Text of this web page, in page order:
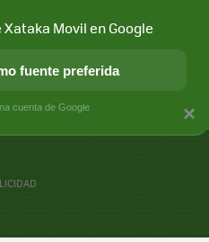
APLICACIONES
×
Movil en Google
fuente preferida
cuenta de Google